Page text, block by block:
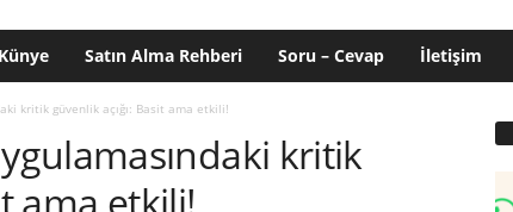
Künye Satın Alma Rehberi Soru – Cevap İletişim
kritik güvenlik açığı: Basit ama etkili!
kritik